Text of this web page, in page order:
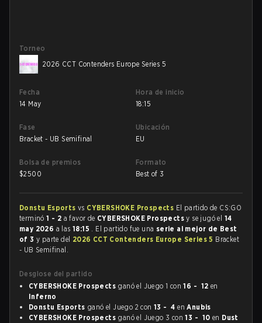
Torneo
2026 CCT Contenders Europe Series 5
Fecha
14 May
Hora de inicio
18:15
Fase
Bracket - UB Semifinal
Ubicación
EU
Bolsa de premios
$2500
Formato
Best of 3
Donstu Esports vs CYBERSHOKE Prospects El partido de CS:GO
terminó1 - 2 a favor de CYBERSHOKE Prospectsy se jugó el 14
may 2026 a las18:15 . El partido fue una serie al mejor de Best
of 3 y parte del 2026 CCT Contenders Europe Series 5 Bracket
- UB Semifinal.
Desglose del partido
CYBERSHOKE Prospects ganó el Juego 1 con16 - 12 en
Inferno
Donstu Esports ganó el Juego 2 con13 - 4 enAnubis
CYBERSHOKE Prospects ganó el Juego 3 con13 - 10 en Dust